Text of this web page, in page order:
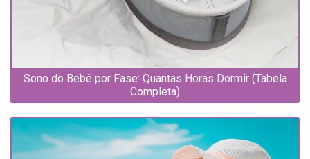
Sono do Bebê por Fase: Quantas Horas Dormir (Tabela
Completa)